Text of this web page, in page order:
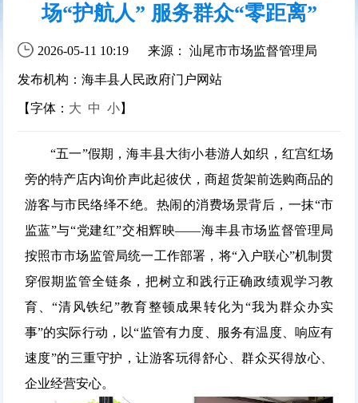
场“护航人” 服务群众“零距离”
2026-05-11 10:19 来源： 汕尾市市场监督管理局
发布机构：海丰县人民政府门户网站
【字体： 大 中 小】
“五一”假期，海丰县大街小巷游人如织，红宫红场
旁的特产店内询价声此起彼伏，商超货架前选购商品的
游客与市民络绎不绝。热闹的消费场景背后，一抹“市
监蓝”与“党建红”交相辉映——海丰县市场监督管理局
按照市市场监管局统一工作部署，将“入户联心”机制贯
穿假期监管全链条，把树立和践行正确政绩观学习教
育、“清风铁纪”教育整顿成果转化为“我为群众办实
事”的实际行动，以“监管有力度、服务有温度、响应有
速度”的三重守护，让游客玩得舒心、群众买得放心、
企业经营安心。